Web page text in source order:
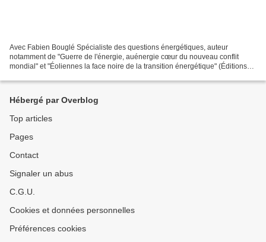
Avec Fabien Bouglé Spécialiste des questions énergétiques, auteur
notamment de "Guerre de l'énergie, auénergie cœur du nouveau conflit
mondial" et "Éoliennes la face noire de la transition énergétique" (Éditions
Hébergé par Overblog
Top articles
Pages
Contact
Signaler un abus
C.G.U.
Cookies et données personnelles
Préférences cookies